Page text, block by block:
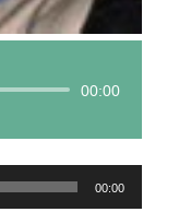
00:00
00:00